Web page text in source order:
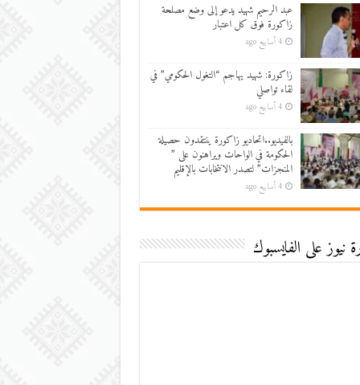
عبد الرحيم شهيد يدعو إلى وضع مصلحة
زاكورة فوق كل اعتبار
4 أسابيع ago
زاكورة: شهيد يهاجم “التغول الحكومي” في
لقاء تواصلي
4 أسابيع ago
بالفيديو..اتحاديو زاكورة ينتقدون حصيلة
الحكومة في الواحات ويراهنون على ”
المنجزات” لتصدر الانتخابات بالإقليم
4 أسابيع ago
نيوز على الفايسبوك